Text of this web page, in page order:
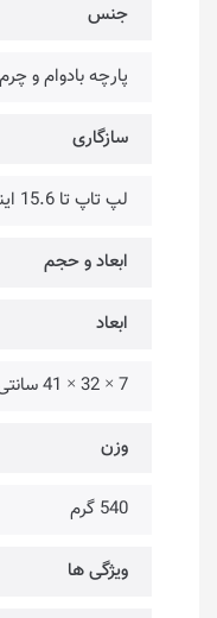
جنس
پارچه بادوام و
سازگاری
لپ تاپ تا 15.6 اینچ
ابعاد و حجم
ابعاد
7 × 32 × 41 سانتی متر
وزن
540 گرم
ویژگی ها